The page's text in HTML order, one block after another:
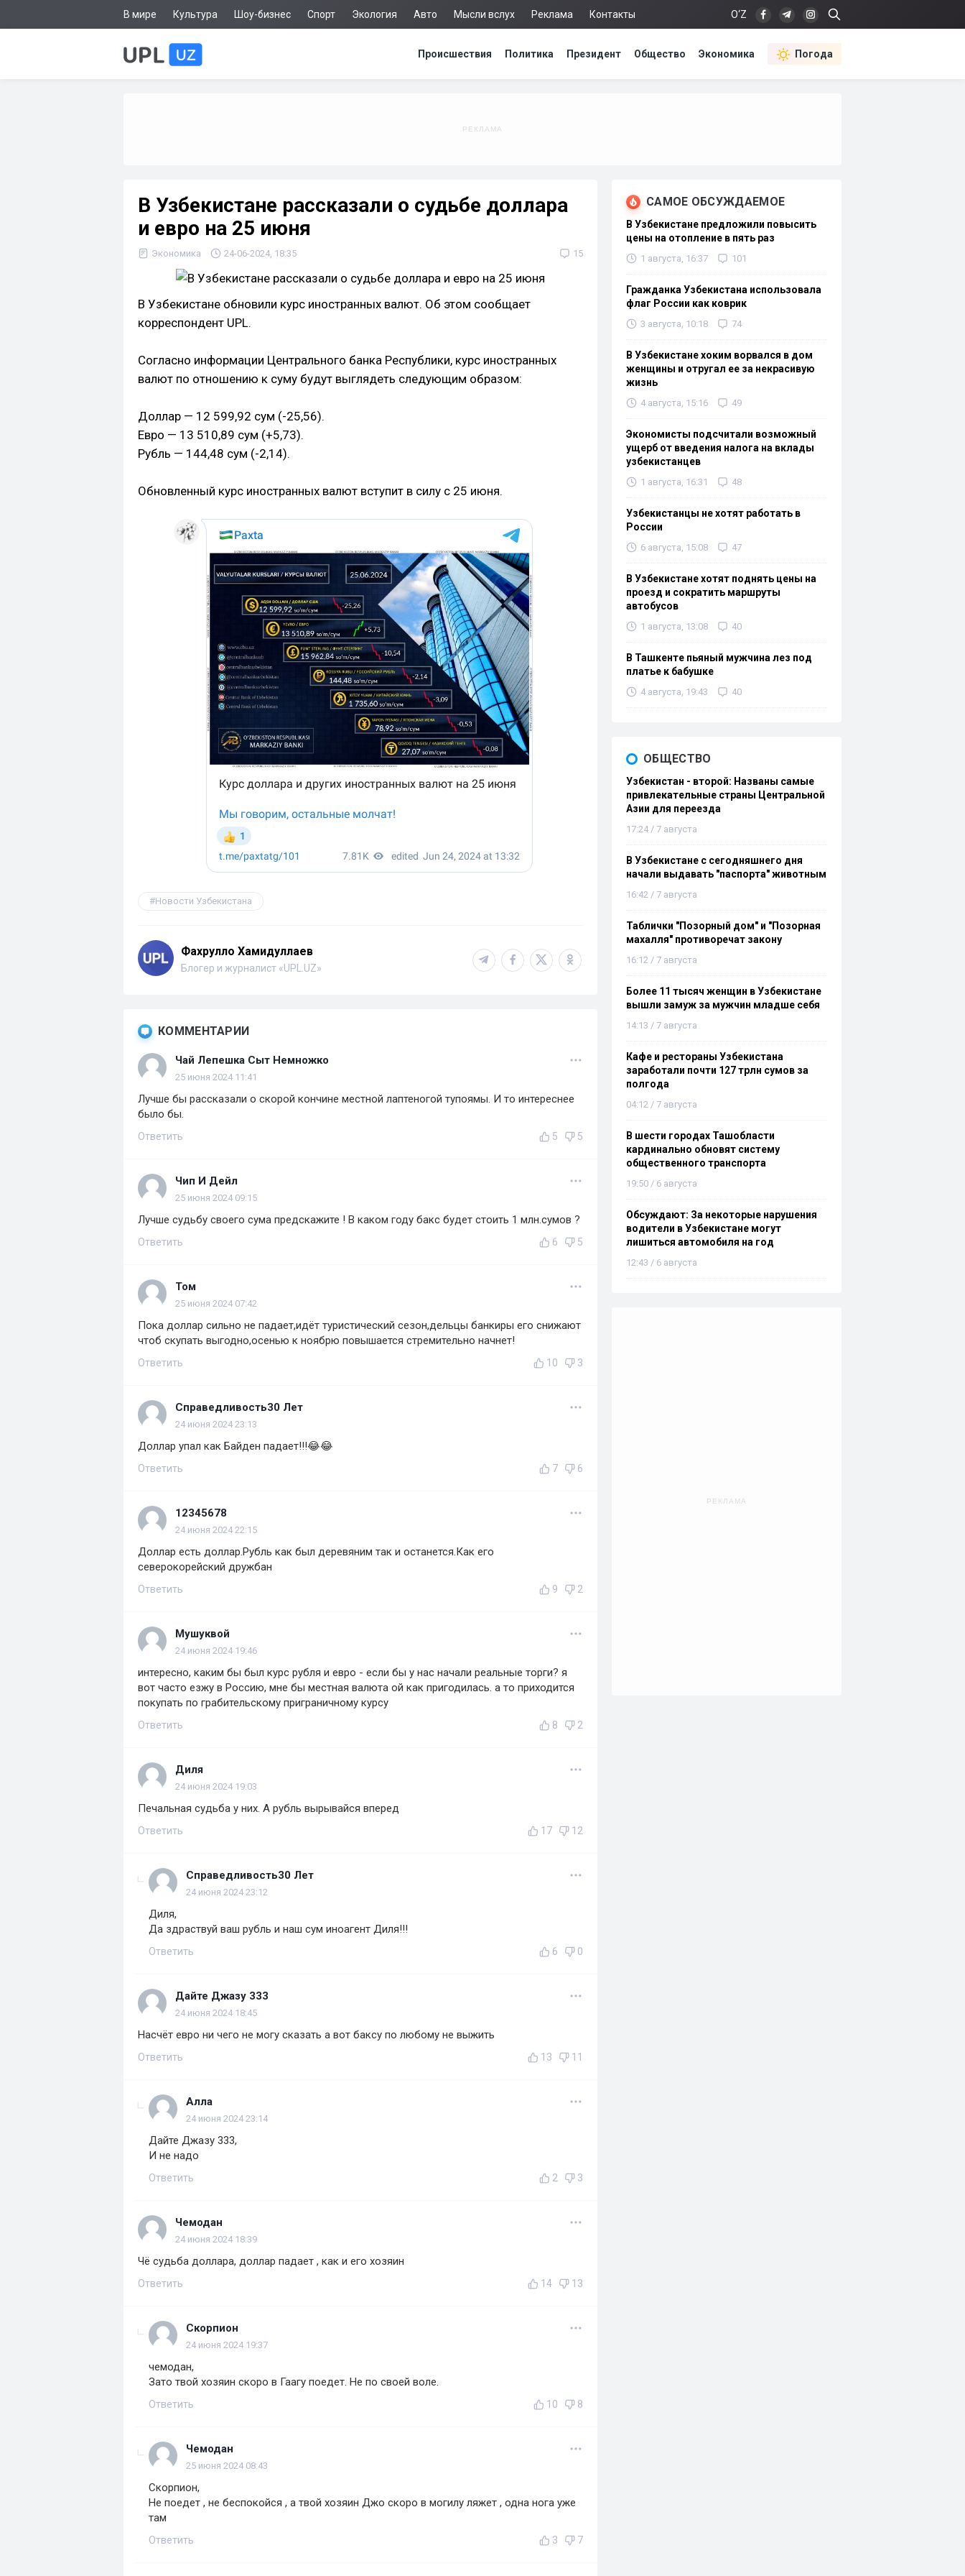
В мире Культура Шоу-бизнес Спорт Экология Авто Мысли вслух Реклама Контакты O‘Z
Происшествия Политика Президент Общество Экономика Погода
В Узбекистане рассказали о судьбе доллара
и евро на 25 июня
Экономика 24-06-2024, 18:35 15
В Узбекистане обновили курс иностранных валют. Об этом сообщает
корреспондент UPL.
Согласно информации Центрального банка Республики, курс иностранных
валют по отношению к суму будут выглядеть следующим образом:
Доллар — 12 599,92 сум (-25,56).
Евро — 13 510,89 сум (+5,73).
Рубль — 144,48 сум (-2,14).
Обновленный курс иностранных валют вступит в силу с 25 июня.
Новости Узбекистана
Фахрулло Хамидуллаев
Блогер и журналист «UPL.UZ»
КОММЕНТАРИИ
Чай Лепешка Сыт Немножко
25 июня 2024 11:41
Лучше бы рассказали о скорой кончине местной лаптеногой тупоямы. И то интереснее
было бы.
Ответить 5 5
Чип И Дейл
25 июня 2024 09:15
Лучше судьбу своего сума предскажите ! В каком году бакс будет стоить 1 млн.сумов ?
Ответить 6 5
Том
25 июня 2024 07:42
Пока доллар сильно не падает,идёт туристический сезон,дельцы банкиры его снижают
чтоб скупать выгодно,осенью к ноябрю повышается стремительно начнет!
Ответить 10 3
Справедливость30 Лет
24 июня 2024 23:13
Доллар упал как Байден падает!!!😂😂
Ответить 7 6
12345678
24 июня 2024 22:15
Доллар есть доллар.Рубль как был деревяним так и останется.Как его
северокорейский дружбан
Ответить 9 2
Мушуквой
24 июня 2024 19:46
интересно, каким бы был курс рубля и евро - если бы у нас начали реальные торги? я
вот часто езжу в Россию, мне бы местная валюта ой как пригодилась. а то приходится
покупать по грабительскому приграничному курсу
Ответить 8 2
Диля
24 июня 2024 19:03
Печальная судьба у них. А рубль вырывайся вперед
Ответить 17 12
Справедливость30 Лет
24 июня 2024 23:12
Диля,
Да здраствуй ваш рубль и наш сум иноагент Диля!!!
Ответить 6 0
Дайте Джазу 333
24 июня 2024 18:45
Насчёт евро ни чего не могу сказать а вот баксу по любому не выжить
Ответить 13 11
Алла
24 июня 2024 23:14
Дайте Джазу 333,
И не надо
Ответить 2 3
Чемодан
24 июня 2024 18:39
Чё судьба доллара, доллар падает , как и его хозяин
Ответить 14 13
Скорпион
24 июня 2024 19:37
чемодан,
Зато твой хозяин скоро в Гаагу поедет. Не по своей воле.
Ответить 10 8
Чемодан
25 июня 2024 08:43
Скорпион,
Не поедет , не беспокойся , а твой хозяин Джо скоро в могилу ляжет , одна нога уже
там
Ответить 3 7
САМОЕ ОБСУЖДАЕМОЕ
В Узбекистане предложили повысить
цены на отопление в пять раз
1 августа, 16:37 101
Гражданка Узбекистана использовала
флаг России как коврик
3 августа, 10:18 74
В Узбекистане хоким ворвался в дом
женщины и отругал ее за некрасивую
жизнь
4 августа, 15:16 49
Экономисты подсчитали возможный
ущерб от введения налога на вклады
узбекистанцев
1 августа, 16:31 48
Узбекистанцы не хотят работать в
России
6 августа, 15:08 47
В Узбекистане хотят поднять цены на
проезд и сократить маршруты
автобусов
1 августа, 13:08 40
В Ташкенте пьяный мужчина лез под
платье к бабушке
4 августа, 19:43 40
ОБЩЕСТВО
Узбекистан - второй: Названы самые
привлекательные страны Центральной
Азии для переезда
17:24 / 7 августа
В Узбекистане с сегодняшнего дня
начали выдавать "паспорта" животным
16:42 / 7 августа
Таблички "Позорный дом" и "Позорная
махалля" противоречат закону
16:12 / 7 августа
Более 11 тысяч женщин в Узбекистане
вышли замуж за мужчин младше себя
14:13 / 7 августа
Кафе и рестораны Узбекистана
заработали почти 127 трлн сумов за
полгода
04:12 / 7 августа
В шести городах Ташобласти
кардинально обновят систему
общественного транспорта
19:50 / 6 августа
Обсуждают: За некоторые нарушения
водители в Узбекистане могут
лишиться автомобиля на год
12:43 / 6 августа